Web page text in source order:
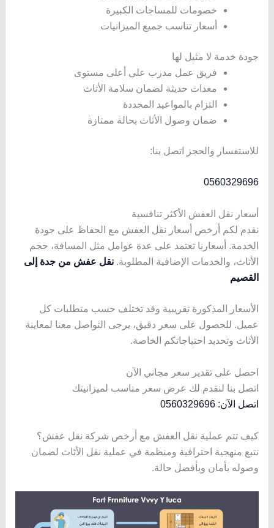
خصومات للمساحات الكبيرة
أسعار تناسب جميع الميزانيات
جودة خدمة لا مثيل لها
فريق عمل مدرب على أعلى مستوى
معدات حديثة لضمان سلامة الأثاث
التزام بالمواعيد المحددة
ضمان وصول الأثاث بحالة ممتازة
للاستفسار والحجز اتصل بنا:
0560329696
أسعار نقل العفش الأكثر تنافسية
نقدم لكم أرخص أسعار نقل العفش مع الحفاظ على جودة
الخدمة. أسعارنا تعتمد على عدة عوامل مثل المسافة، حجم
الأثاث، والخدمات الإضافية المطلوبة. نقل عفش من جدة إلى
القصيم
الأسعار المذكورة تقريبية وقد تختلف حسب متطلبات كل
عميل. للحصول على سعر دقيق، يرجى التواصل معنا لمعاينة
الأثاث وتحديد احتياجاتكم الخاصة.
احصل على تقدير سعر مجاني الآن
اتصل بنا لنقدم لك عرض سعر مناسب لميزانيتك
اتصل الآن: 0560329696
كيف تتم عملية نقل العفش مع أرخص شركة نقل عفش؟
نتبع منهجية احترافية ومنظمة في عملية نقل الأثاث لضمان
وصوله بأمان وبأفضل حالة.